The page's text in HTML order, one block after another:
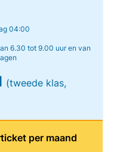
04:00
6.30 tot 9.00 uur en van
(tweede klas,
per maand